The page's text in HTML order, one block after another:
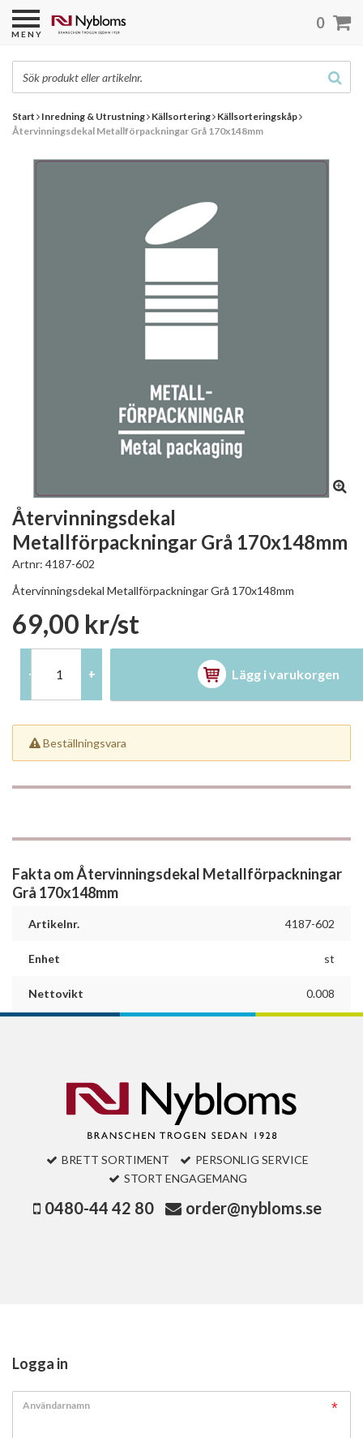
Start Inredning & Utrustning Källsortering Källsorteringskåp
Återvinningsdekal Metallförpackningar Grå 170x148mm
Återvinningsdekal
Metallförpackningar Grå 170x148mm
Artnr: 4187-602
Återvinningsdekal Metallförpackningar Grå 170x148mm
69,00 kr/st
- + Lägg i varukorgen
Beställningsvara
Fakta om Återvinningsdekal Metallförpackningar
Grå 170x148mm
Artikelnr. 4187-602
Enhet st
Nettovikt 0.008
BRETT SORTIMENT
PERSONLIG SERVICE
STORT ENGAGEMANG
0480-44 42 80 order@nybloms.se
Logga in
Användarnamn
MENY
0